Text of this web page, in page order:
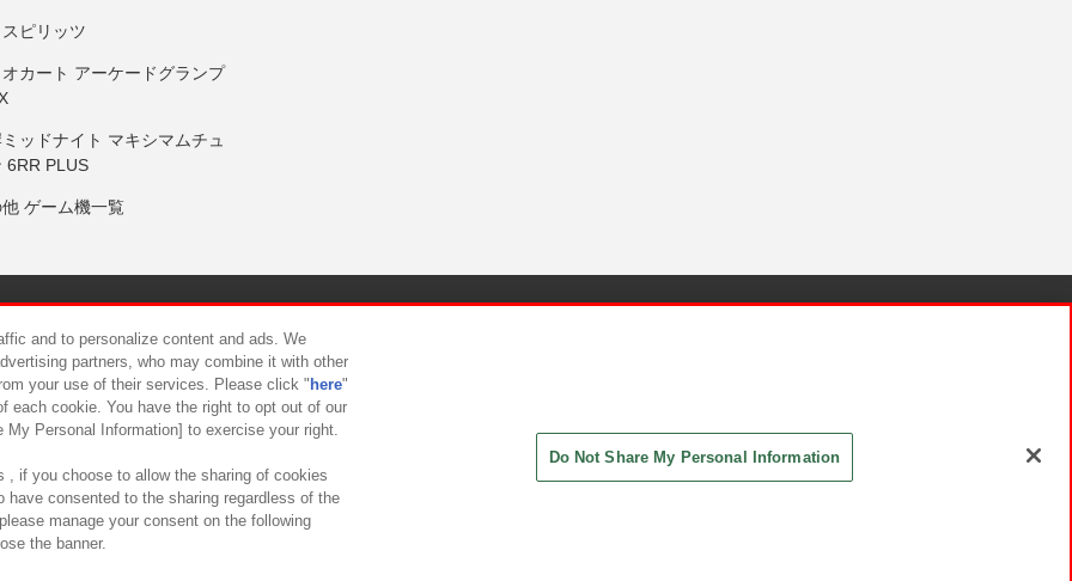
ピリッツ
カート アーケードグランプ
ッドナイト マキシマムチュ
6RR PLUS
ゲーム機一覧
について カスタマーハラスメント対応方針
and to personalize content and ads. We
partners, who may combine it with other
your use of their services. Please click " here"
each cookie. You have the right to opt out of our
Personal Information] to exercise your right.
, if you choose to allow the sharing of cookies
have consented to the sharing regardless of the
manage your consent on the following
the banner.
Do Not Share My Personal Information